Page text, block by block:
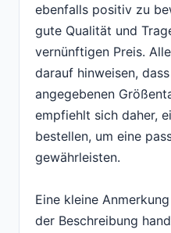
ebenfalls positiv zu
gute Qualität und
vernünftigen Preis.
darauf hinweisen,
angegebenen
empfiehlt sich daher,
bestellen, um eine
gewährleisten.
Eine kleine
der Beschreibung